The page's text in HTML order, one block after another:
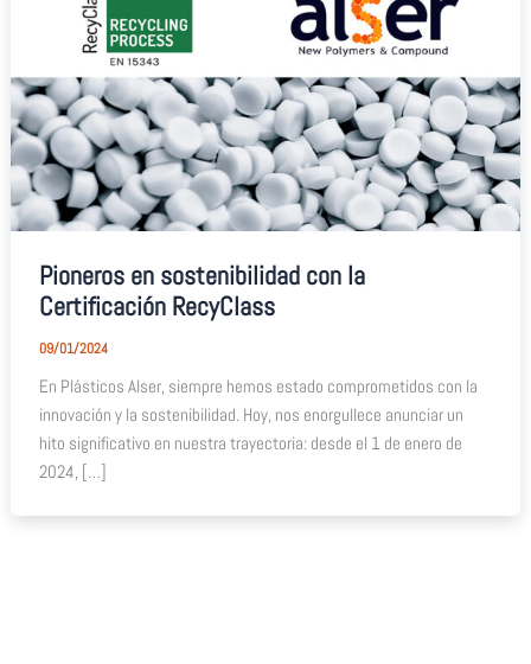
Pioneros en sostenibilidad con la
Certificación RecyClass
09/01/2024
En Plásticos Alser, siempre hemos estado comprometidos con la
innovación y la sostenibilidad. Hoy, nos enorgullece anunciar un
hito significativo en nuestra trayectoria: desde el 1 de enero de
2024, […]